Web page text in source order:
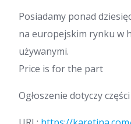
Posiadamy ponad
na europejskim rynku w
używanymi.
Price is for the part
Ogłoszenie dotyczy